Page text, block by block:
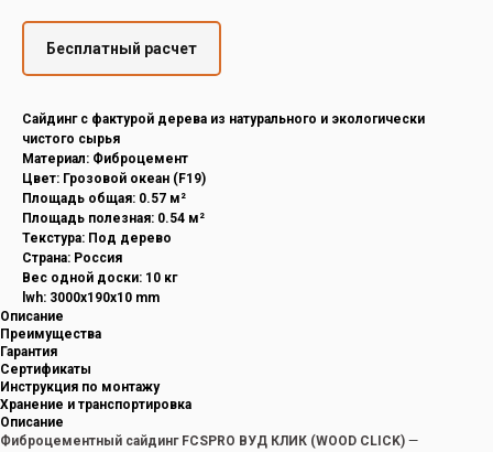
Бесплатный расчет
Cайдинг с фактурой дерева из натурального и экологически
чистого сырья
Материал: Фиброцемент
Цвет: Грозовой океан (F19)
Площадь общая: 0.57 м²
Площадь полезная: 0.54 м²
Текстура: Под дерево
Страна: Россия
Вес одной доски: 10 кг
lwh: 3000x190x10 mm
Описание
Преимущества
Гарантия
Сертификаты
Инструкция по монтажу
Хранение и транспортировка
Описание
Фиброцементный сайдинг FCSPRO ВУД КЛИК (WOOD CLICK) —